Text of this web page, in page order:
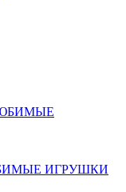
ИГРУШКИ